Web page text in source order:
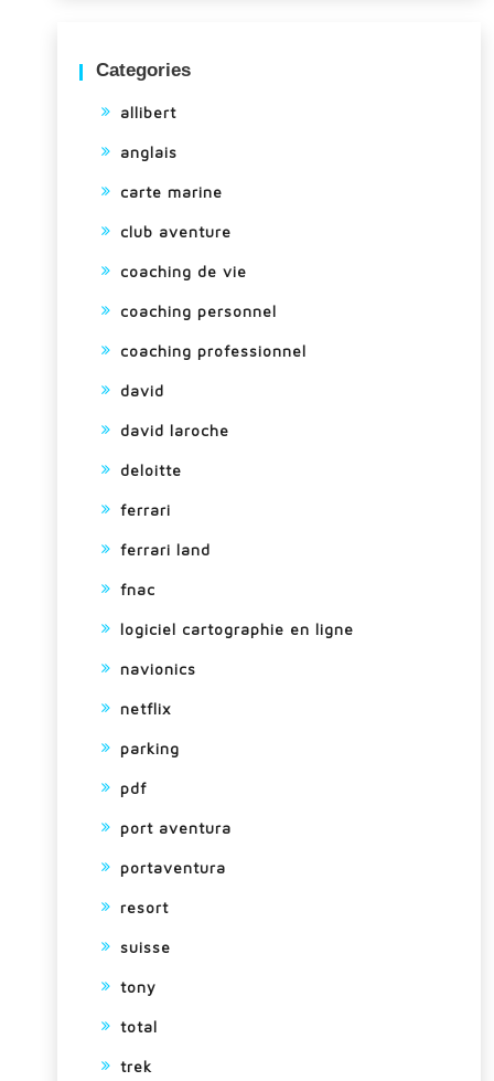
Categories
allibert
anglais
carte marine
club aventure
coaching de vie
coaching personnel
coaching professionnel
david
david laroche
deloitte
ferrari
ferrari land
fnac
logiciel cartographie en ligne
navionics
netflix
parking
pdf
port aventura
portaventura
resort
suisse
tony
total
trek